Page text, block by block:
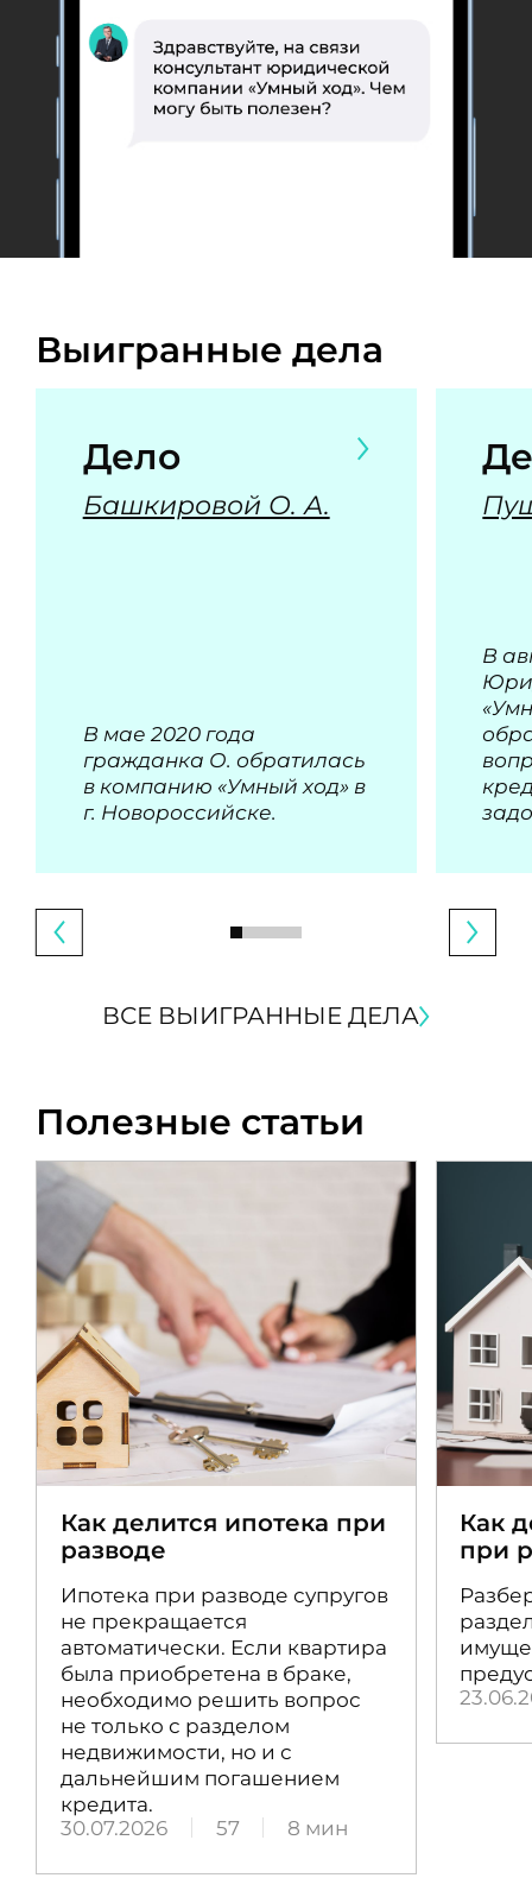
Выигранные дела
Дело
Башкировой О. А.
В мае 2020 года
гражданка О. обратилась
в компанию «Умный ход» в
г. Новороссийске.
В
ВСЕ ВЫИГРАННЫЕ ДЕЛА
Полезные статьи
Как делится ипотека при
разводе
Ипотека при разводе супругов
не прекращается
автоматически. Если квартира
была приобретена в браке,
необходимо решить вопрос
не только с разделом
недвижимости, но и с
дальнейшим погашением
кредита.
30.07.2026
57 8 мин
Как
при